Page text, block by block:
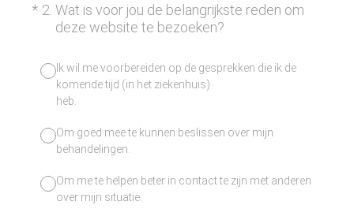
* 2 Wat is voor jou de belangrijkste reden om
deze website te bezoeken?
(Vereist.)
Ik wil me voorbereiden op de gesprekken die ik de
komende tijd (in het ziekenhuis)
heb.
Om goed mee te kunnen beslissen over mijn
behandelingen.
Om me te helpen beter in contact te zijn met anderen
over mijn situatie.